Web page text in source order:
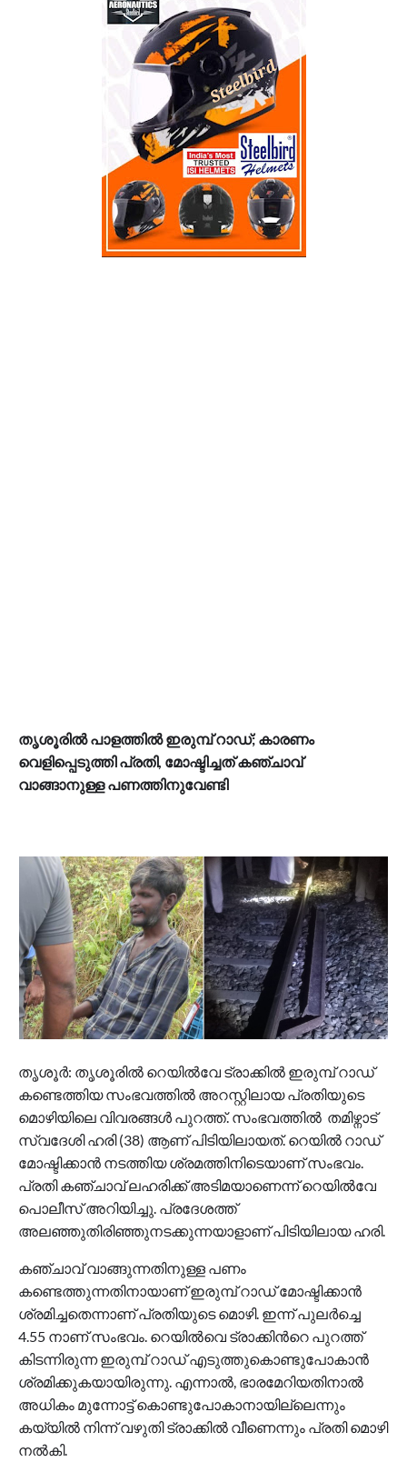
തൃശൂരിൽ പാളത്തിൽ ഇരുമ്പ് റാഡ്; കാരണം
വെളിപ്പെടുത്തി പ്രതി, മോഷ്ടിച്ചത് കഞ്ചാവ്
വാങ്ങാനുള്ള പണത്തിനുവേണ്ടി
തൃശൂർ: തൃശൂരിൽ റെയിൽവേ ട്രാക്കിൽ ഇരുമ്പ് റാഡ്
കണ്ടെത്തിയ സംഭവത്തിൽ അറസ്റ്റിലായ പ്രതിയുടെ
മൊഴിയിലെ വിവരങ്ങള്‍ പുറത്ത്. സംഭവത്തിൽ തമിഴ്നാട്
സ്വദേശി ഹരി (38) ആണ് പിടിയിലായത്. റെയിൽ റാഡ്
മോഷ്ടിക്കാൻ നടത്തിയ ശ്രമത്തിനിടെയാണ് സംഭവം.
പ്രതി കഞ്ചാവ് ലഹരിക്ക് അടിമയാണെന്ന് റെയിൽവേ
പൊലീസ് അറിയിച്ചു. പ്രദേശത്ത്
അലഞ്ഞുതിരിഞ്ഞുനടക്കുന്നയാളാണ് പിടിയിലായ ഹരി.
കഞ്ചാവ് വാങ്ങുന്നതിനുള്ള പണം
കണ്ടെത്തുന്നതിനായാണ് ഇരുമ്പ് റാഡ് മോഷ്ടിക്കാൻ
ശ്രമിച്ചതെന്നാണ് പ്രതിയുടെ മൊഴി. ഇന്ന് പുലർച്ചെ
4.55 നാണ് സംഭവം. റെയില്‍വെ ട്രാക്കിന്‍റെ പുറത്ത്
കിടന്നിരുന്ന ഇരുമ്പ് റാഡ് എടുത്തുകൊണ്ടുപോകാൻ
ശ്രമിക്കുകയായിരുന്നു. എന്നാൽ, ഭാരമേറിയതിനാൽ
അധികം മുന്നോട്ട് കൊണ്ടുപോകാനായില്ലെന്നും
കയ്യിൽ നിന്ന് വഴുതി ട്രാക്കിൽ വീണെന്നും പ്രതി മൊഴി
നൽകി.